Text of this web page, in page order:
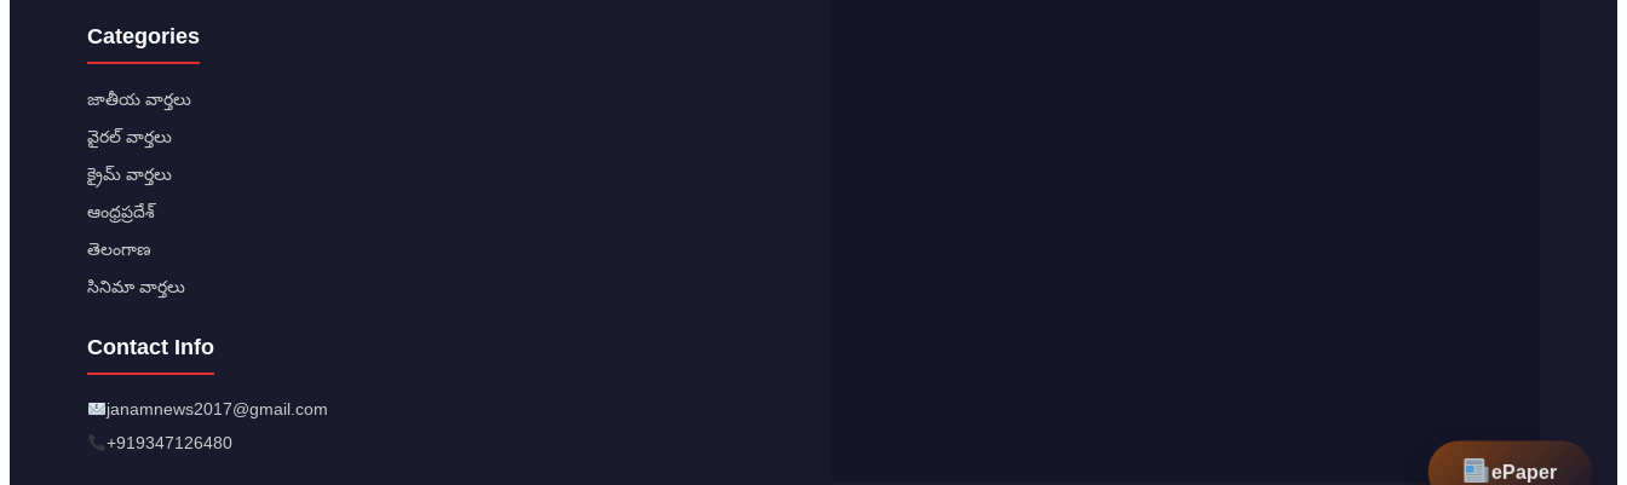
Categories
జాతీయ వార్తలు
వైరల్ వార్తలు
క్రైమ్ వార్తలు
ఆంధ్రప్రదేశ్
తెలంగాణ
సినిమా వార్తలు
Contact Info
janamnews2017@gmail.com
+919347126480
ePaper